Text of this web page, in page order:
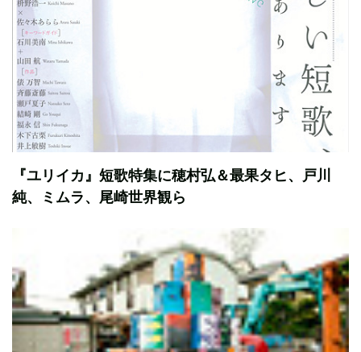
『ユリイカ』短歌特集に穂村弘＆最果タヒ、戸川
純、ミムラ、尾崎世界観ら